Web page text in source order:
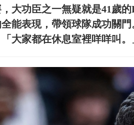
大功臣之一無疑就是41歲
能表現，帶領球隊成功關
大家都在休息室裡咩咩叫。